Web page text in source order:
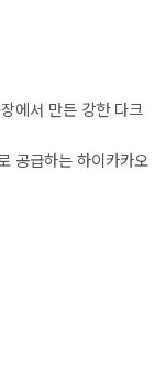
에서 만든 강한 다크
공급하는 하이카카오